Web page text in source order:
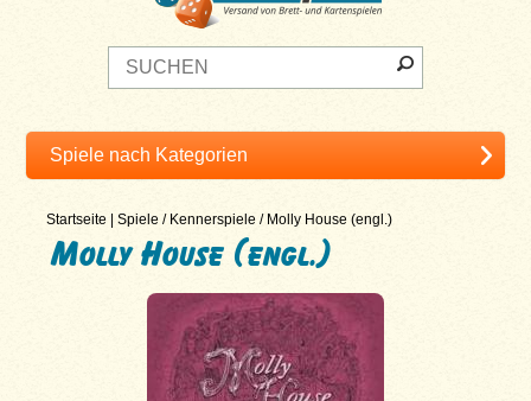
Startseite |Spiele / Kennerspiele / Molly House (engl.)
Molly House (engl.)